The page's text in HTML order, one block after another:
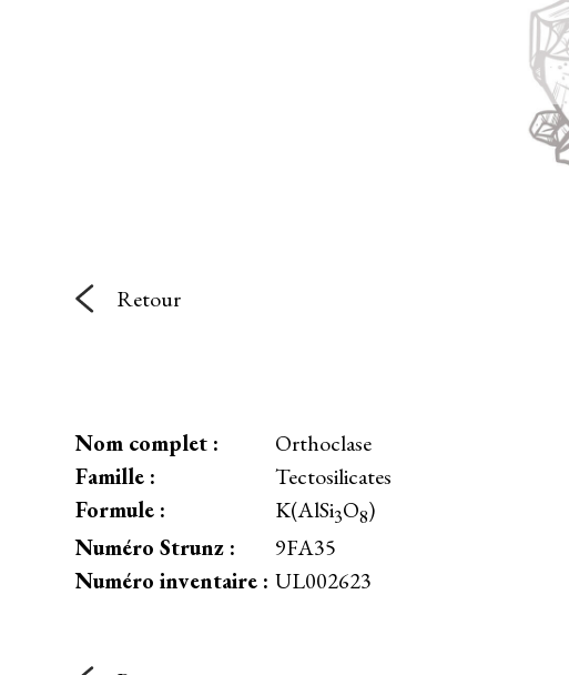
Retour
Nom complet :
Orthoclase
Famille :
Tectosilicates
Formule :
K(AlSi3O8)
Numéro Strunz :
9FA35
Numéro inventaire : UL002623